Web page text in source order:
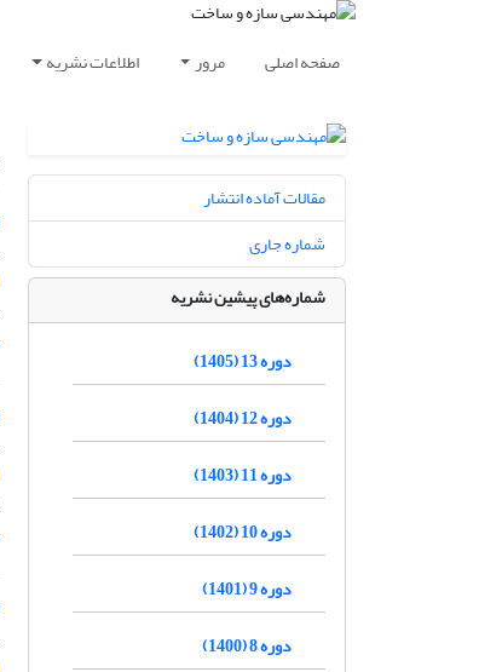
صفحه اصلی مرور اطلاعات نشریه
مقالات آماده انتشار
شماره جاری
شماره‌های پیشین نشریه
دوره 13 (1405)
دوره 12 (1404)
دوره 11 (1403)
دوره 10 (1402)
دوره 9 (1401)
دوره 8 (1400)